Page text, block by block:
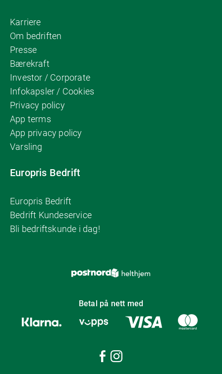
Karriere
Om bedriften
Presse
Bærekraft
Investor / Corporate
Infokapsler / Cookies
Privacy policy
App terms
App privacy policy
Varsling
Europris Bedrift
Europris Bedrift
Bedrift Kundeservice
Bli bedriftskunde i dag!
Betal på nett med